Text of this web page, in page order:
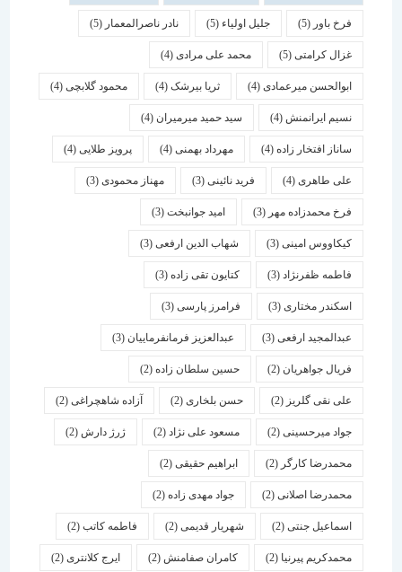
فرخ باور(5) جلیل اولیاء(5) نادر ناصرالمعمار (5)
غزال کرامتی(5) محمد علی مرادی(4)
ابوالحسن میرعمادی(4) ثریا بیرشک(4) محمود گلابچی(4)
نسیم ایرانمنش(4) سید حمید میرمیران(4)
ساناز افتخار زاده(4) مهرداد بهمنی (4) پرویز طلایی(4)
علی طاهری(4) فرید نائینی(3) مهناز محمودی(3)
فرخ محمدزاده مهر(3) امید جوانبخت(3)
کیکاووس امینی(3) شهاب الدین ارفعی(3)
فاطمه ظفرنژاد(3) کتایون تقی زاده(3)
اسكندر مختاری (3) فرامرز پارسی(3)
عبدالمجید ارفعی(3) عبدالعزیز فرمانفرماییان(3)
فریال جواهریان(2) حسین سلطان زاده(2)
علی نقی گلریز(2) حسن بلخاری(2) آزاده شاهچراغی(2)
جواد میرحسینی(2) مسعود علی نژاد(2) ژرژ دارش (2)
محمدرضا کارگر(2) ابراهیم حقیقی(2)
محمدرضا اصلانی(2) جواد مهدی زاده(2)
اسماعیل جنتی(2) شهریار قدیمی(2) فاطمه کاتب(2)
محمدکریم پیرنیا (2) کامران صفامنش(2) ایرج کلانتری (2)